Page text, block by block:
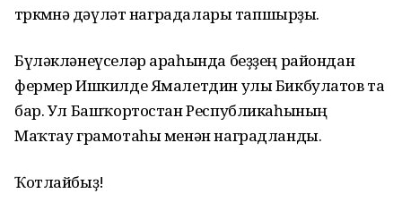
төркөмөнә дәүләт наградалары тапшырҙы.
Бүләкләнеүселәр араһында беҙҙең райондан
фермер Ишкилде Ямалетдин улы Бикбулатов та
бар. Ул Башҡортостан Республикаһының
Маҡтау грамотаһы менән наградланды.
Ҡотлайбыҙ!